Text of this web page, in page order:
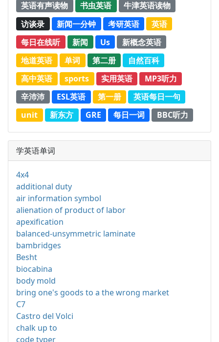
英语有声读物 书虫英语
牛津英语读物
访谈录
新闻一分钟 考研英语
英语
每日在线听
新闻 Us
新概念英语
地道英语
单词 第二册
自然百科
高中英语
sports 实用英语
MP3听力
辛沛沛
ESL英语 第一册
英语每日一句
unit
新东方 GRE 每日一词 BBC听力
学英语单词
4x4
additional duty
air information symbol
alienation of product of labor
apexification
balanced-unsymmetric laminate
bambridges
Besht
biocabina
body mold
bring one's goods to a the wrong market
C7
Castro del Volci
chalk up to
code typer